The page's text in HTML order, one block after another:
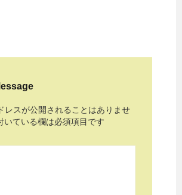
レスが公開されることはありませ
いている欄は必須項目です